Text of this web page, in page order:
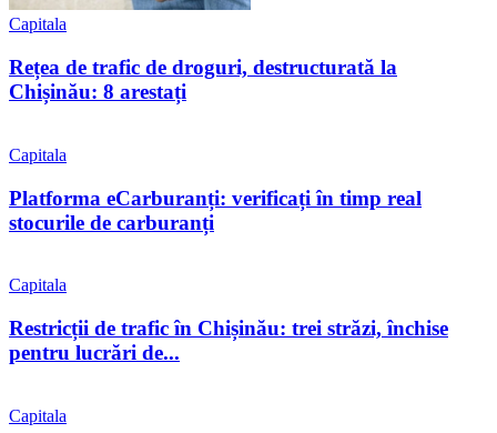
Capitala
Rețea de trafic de droguri, destructurată la
Chișinău: 8 arestați
Capitala
Platforma eCarburanți: verificați în timp real
stocurile de carburanți
Capitala
Restricții de trafic în Chișinău: trei străzi, închise
pentru lucrări de...
Capitala